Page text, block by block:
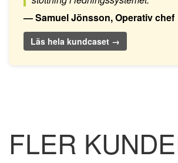
— Samuel Jönsson, Operativ chef
Läs hela kundcaset →
FLER